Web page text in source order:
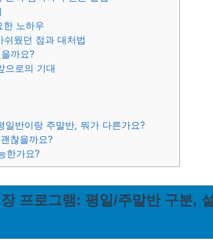
한 노하우
웠던 점과 대처법
까요?
으로의 기대
일반이랑 주말반, 뭐가 다른가요?
찮을까요?
한가요?
프로그램: 평일/주말반 구분, 설